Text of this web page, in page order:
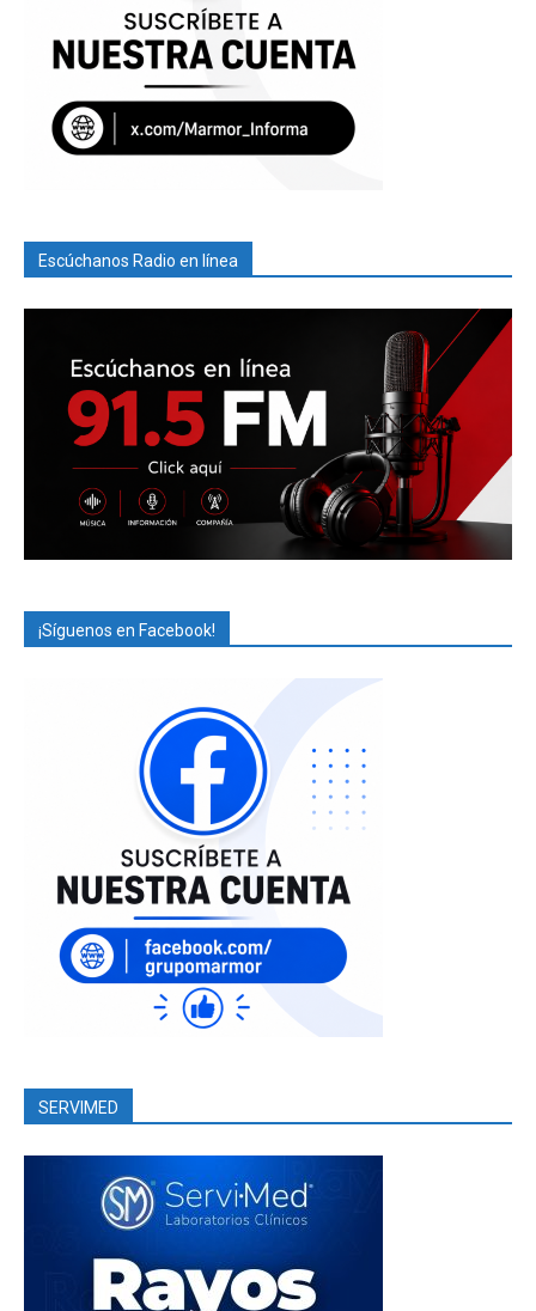
Escúchanos Radio en línea
¡Síguenos en Facebook!
SERVIMED